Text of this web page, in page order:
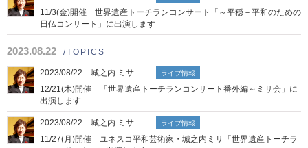
11/3(金)開催 世界遺産トーチランコンサート「～平穏－平和のための
日仏コンサート」に出演します
2023.08.22 /TOPICS
2023/08/22 城之内 ミサ ライブ情報
12/21(木)開催 「世界遺産トーチランコンサート番外編～ミサ会」に
出演します
2023/08/22 城之内 ミサ ライブ情報
11/27(月)開催 ユネスコ平和芸術家・城之内ミサ「世界遺産トーチラ